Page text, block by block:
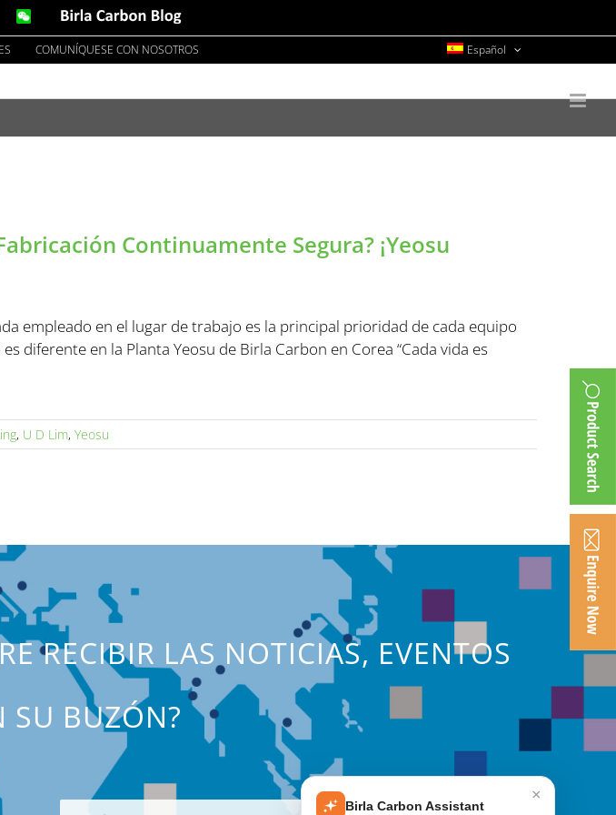
WeChatBirla
Blog
COMUNÍQUESE CON NOSOTROS Español
Continuamente Segura? ¡Yeosu
empleado en el lugar de trabajo es la principal prioridad de cada equipo
diferente en la Planta Yeosu de Birla Carbon en Corea “Cada vida es
, U D Lim, Yeosu
RECIBIR LAS NOTICIAS, EVENTOS
SU BUZÓN?
×
Birla Carbon Assistant